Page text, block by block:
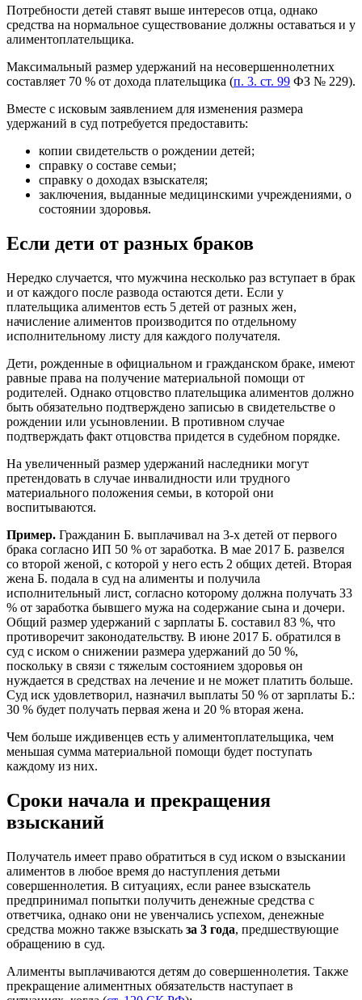
Потребности детей ставят выше интересов отца, однако
средства на нормальное существование должны оставаться и у
алиментоплательщика.
Максимальный размер удержаний на несовершеннолетних
составляет 70 % от дохода плательщика (п. 3. ст. 99 ФЗ № 229).
Вместе с исковым заявлением для изменения размера
удержаний в суд потребуется предоставить:
копии свидетельств о рождении детей;
справку о составе семьи;
справку о доходах взыскателя;
заключения, выданные медицинскими учреждениями, о
состоянии здоровья.
Если дети от разных браков
Нередко случается, что мужчина несколько раз вступает в брак
и от каждого после развода остаются дети. Если у
плательщика алиментов есть 5 детей от разных жен,
начисление алиментов производится по отдельному
исполнительному листу для каждого получателя.
Дети, рожденные в официальном и гражданском браке, имеют
равные права на получение материальной помощи от
родителей. Однако отцовство плательщика алиментов должно
быть обязательно подтверждено записью в свидетельстве о
рождении или усыновлении. В противном случае
подтверждать факт отцовства придется в судебном порядке.
На увеличенный размер удержаний наследники могут
претендовать в случае инвалидности или трудного
материального положения семьи, в которой они
воспитываются.
Пример. Гражданин Б. выплачивал на 3-х детей от первого
брака согласно ИП 50 % от заработка. В мае 2017 Б. развелся
со второй женой, с которой у него есть 2 общих детей. Вторая
жена Б. подала в суд на алименты и получила
исполнительный лист, согласно которому должна получать 33
% от заработка бывшего мужа на содержание сына и дочери.
Общий размер удержаний с зарплаты Б. составил 83 %, что
противоречит законодательству. В июне 2017 Б. обратился в
суд с иском о снижении размера удержаний до 50 %,
поскольку в связи с тяжелым состоянием здоровья он
нуждается в средствах на лечение и не может платить больше.
Суд иск удовлетворил, назначил выплаты 50 % от зарплаты Б.:
30 % будет получать первая жена и 20 % вторая жена.
Чем больше иждивенцев есть у алиментоплательщика, чем
меньшая сумма материальной помощи будет поступать
каждому из них.
Сроки начала и прекращения
взысканий
Получатель имеет право обратиться в суд иском о взыскании
алиментов в любое время до наступления детьми
совершеннолетия. В ситуациях, если ранее взыскатель
предпринимал попытки получить денежные средства с
ответчика, однако они не увенчались успехом, денежные
средства можно также взыскать за 3 года, предшествующие
обращению в суд.
Алименты выплачиваются детям до совершеннолетия. Также
прекращение алиментных обязательств наступает в